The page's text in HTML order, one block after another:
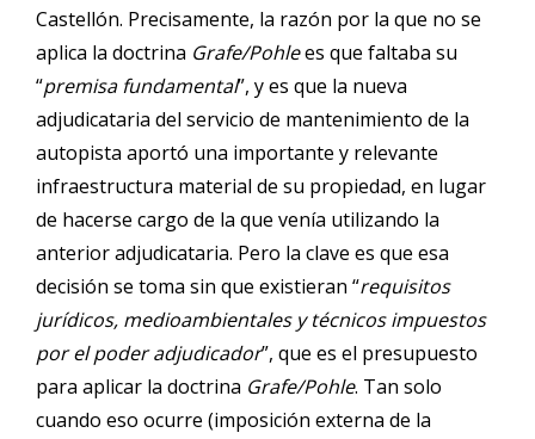
Castellón. Precisamente, la razón por la que no se
aplica la doctrina Grafe/Pohlees que faltaba su
“premisa fundamental”, y es que la nueva
adjudicataria del servicio de mantenimiento de la
autopista aportó una importante y relevante
infraestructura material de su propiedad, en lugar
de hacerse cargo de la que venía utilizando la
anterior adjudicataria. Pero la clave es que esa
decisión se toma sin que existieran “requisitos
jurídicos, medioambientales y técnicos impuestos
por el poder adjudicador”, que es el presupuesto
para aplicar la doctrina Grafe/Pohle. Tan solo
cuando eso ocurre (imposición externa de la